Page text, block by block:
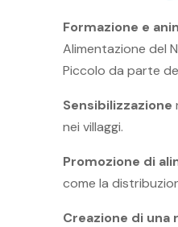
Formazione e
Alimentazione del
Piccolo da parte
Sensibilizzazione
nei villaggi.
Promozione di
come la
Creazione di